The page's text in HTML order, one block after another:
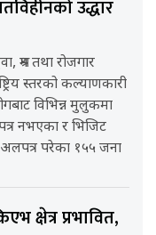
उद्धार
श्रम तथा रोजगार
स्तरको कल्याणकारी
विभिन्न मुलुकमा
नभएका र भिजिट
परेका १५५ जना
क्षेत्र प्रभावित,